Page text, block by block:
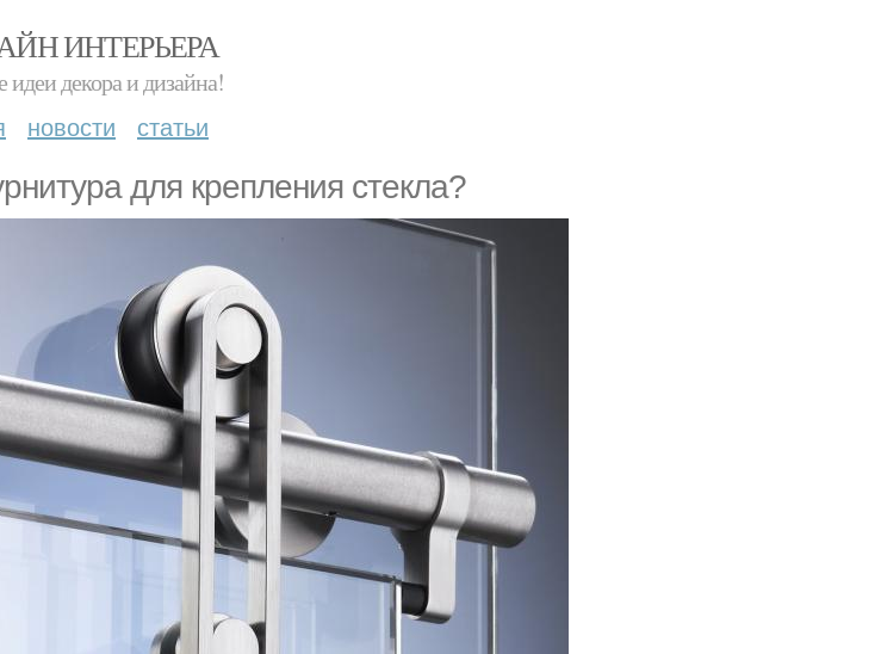
ИНТЕРЬЕРА
декора и дизайна!
новости статьи
для крепления стекла?